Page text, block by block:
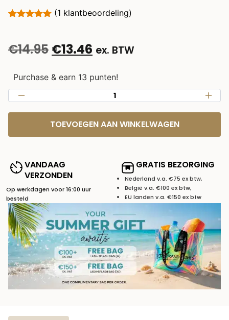
op
klantbeoordeling
(1 klantbeoordeling)
€14.95 €13.46 ex. BTW
Purchase & earn 13 punten!
TOEVOEGEN AAN WINKELWAGEN
VANDAAG
VERZONDEN
Op werkdagen voor 16:00 uur
besteld
GRATIS BEZORGING
Nederland v.a. €75 ex btw,
België v.a. €100 ex btw,
EU landen v.a. €150 ex btw